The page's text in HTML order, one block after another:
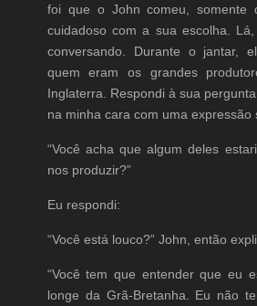
foi que o John comeu, somente
cuidadoso com a sua escolha.
conversando. Durante o jantar,
quem eram os grandes
Inglaterra. Respondi à sua
na minha cara com uma expressão
“Você acha que algum deles
nos produzir?”
Eu respondi:
“Você está louco?” John, então
“Você tem que entender que eu
longe da Grã-Bretanha. Eu não